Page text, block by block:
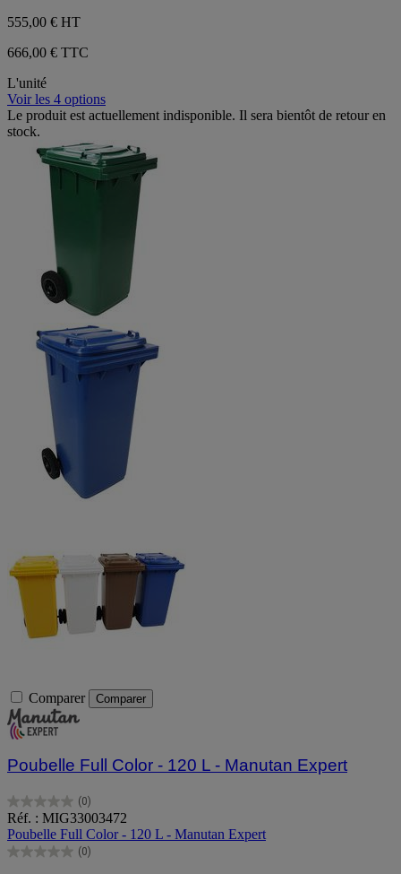
555,00 € HT
666,00 € TTC
L'unité
Voir les 4 options
Le produit est actuellement indisponible. Il sera bientôt de retour en
stock.
Comparer Comparer
Poubelle Full Color - 120 L - Manutan Expert
(0)
0.0
sur
5
étoiles.
Réf. : MIG33003472
Poubelle Full Color - 120 L - Manutan Expert
(0)
0.0